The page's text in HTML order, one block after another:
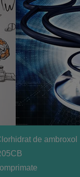
de ambroxol